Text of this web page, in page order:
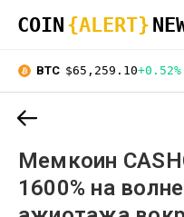
COIN {ALERT}
BTC $65,259.10+0.52%
Мемкоин
1600% на